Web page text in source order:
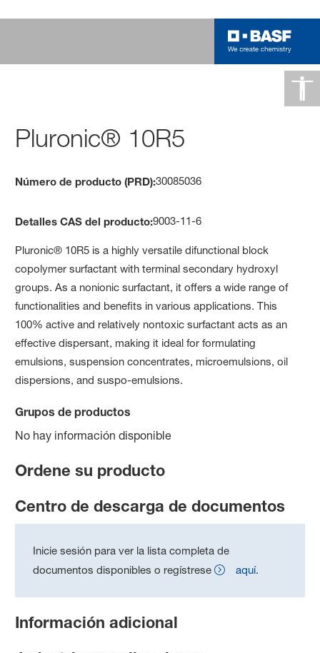
Pluronic® 10R5
Número de producto (PRD):30085036
Detalles CAS del producto:9003-11-6
Pluronic® 10R5 is a highly versatile difunctional block
copolymer surfactant with terminal secondary hydroxyl
groups. As a nonionic surfactant, it offers a wide range of
functionalities and benefits in various applications. This
100% active and relatively nontoxic surfactant acts as an
effective dispersant, making it ideal for formulating
emulsions, suspension concentrates, microemulsions, oil
dispersions, and suspo-emulsions.
Grupos de productos
No hay información disponible
Ordene su producto
Centro de descarga de documentos
Inicie sesión para ver la lista completa de
documentos disponibles o regístrese
aquí.
Información adicional